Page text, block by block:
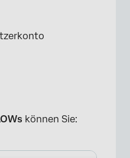
können Sie: